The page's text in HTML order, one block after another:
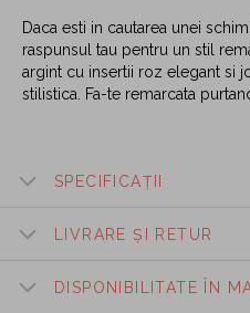
Daca esti in cautarea unei
raspunsul tau pentru un stil
argint cu insertii roz elegant si
stilistica. Fa-te remarcata
SPECIFICAȚII
LIVRARE ȘI RETUR
DISPONIBILITATE ÎN